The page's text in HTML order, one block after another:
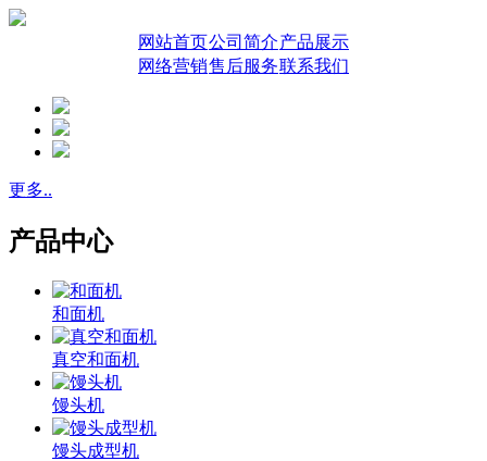
网站首页公司简介产品展示
网络营销售后服务联系我们
更多..
产品中心
和面机
真空和面机
馒头机
馒头成型机